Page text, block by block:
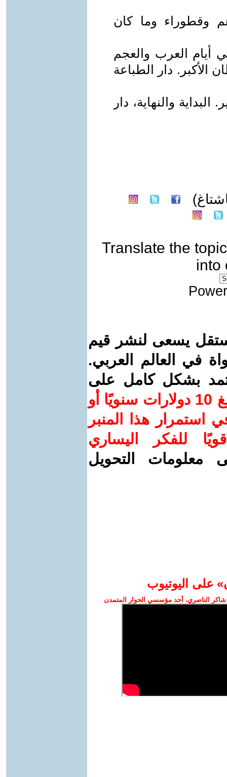
وقطوراء وما كان
أيام العرب والعجم
دار الطباعة
والنهاية، دار
Translate the topic
into
يسعى لنشر قيم
في العالم العربي.
بشكل كامل على
ساهم/ي معنا! بدعمكم بمبلغ 10 دولارات سنويًا أو
استمرار هذا المنبر
للفكر اليساري
معلومات التحويل
على اليوتيوب
الناصري، أحد مؤسسي الحوار المتمدن